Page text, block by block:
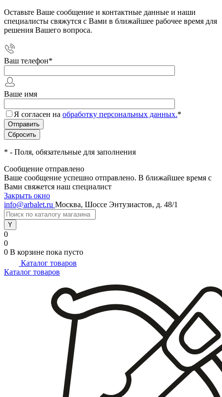
Оставьте Ваше сообщение и контактные данные и наши
специалисты свяжутся с Вами в ближайшее рабочее время для
решения Вашего вопроса.
Ваш телефон*
Ваше имя
Я согласен на обработку персональных данных.*
* - Поля, обязательные для заполнения
Сообщение отправлено
Ваше сообщение успешно отправлено. В ближайшее время с
Вами свяжется наш специалист
Закрыть окно
info@arbalet.ru Москва, Шоссе Энтузиастов, д. 48/1
0
0
0 В корзине пока пусто
Каталог товаров
Каталог товаров